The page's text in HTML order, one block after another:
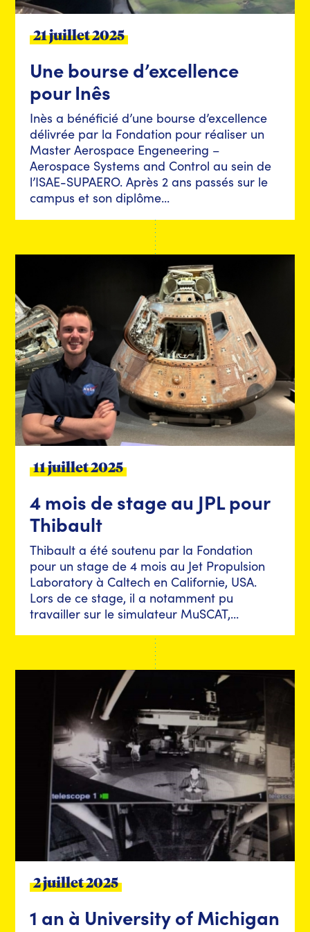
21 juillet 2025
Une bourse d’excellence
pour Inês
Inès a bénéficié d’une bourse d’excellence
délivrée par la Fondation pour réaliser un
Master Aerospace Engeneering –
Aerospace Systems and Control au sein de
l’ISAE-SUPAERO. Après 2 ans passés sur le
campus et son diplôme...
11 juillet 2025
4 mois de stage au JPL pour
Thibault
Thibault a été soutenu par la Fondation
pour un stage de 4 mois au Jet Propulsion
Laboratory à Caltech en Californie, USA.
Lors de ce stage, il a notamment pu
travailler sur le simulateur MuSCAT,...
2 juillet 2025
1 an à University of Michigan